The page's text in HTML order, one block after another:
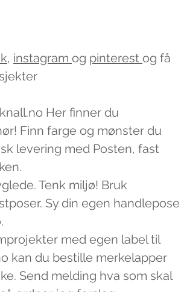
, instagram og pinterest og få
Her finner du
Finn farge og mønster du
levering med Posten, fast
Tenk miljø! Bruk
Sy din egen handlepose
med egen label til
kan du bestille merkelapper
Send melding hva som skal